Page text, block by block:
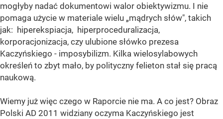
mogłyby nadać dokumentowi walor obiektywizmu. I nie
pomaga użycie w materiale wielu „mądrych słów", takich
jak: hiperekspiacja, hiperproceduralizacja,
korporacjonizacja, czy ulubione słówko prezesa
Kaczyńskiego - imposybilizm. Kilka wielosylabowych
określeń to zbyt mało, by polityczny felieton stał się pracą
naukową.
Wiemy już więc czego w Raporcie nie ma. A co jest? Obraz
Polski AD 2011 widziany oczyma Kaczyńskiego jest